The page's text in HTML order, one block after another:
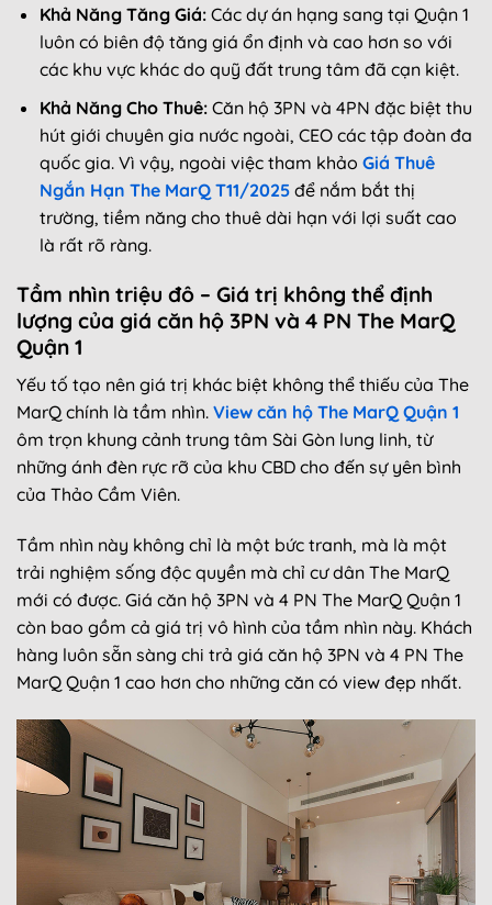
Khả Năng Tăng Giá:Các dự án hạng sang tại Quận 1
luôn có biên độ tăng giá ổn định và cao hơn so với
các khu vực khác do quỹ đất trung tâm đã cạn kiệt.
Khả Năng Cho Thuê:Căn hộ 3PN và 4PN đặc biệt thu
hút giới chuyên gia nước ngoài, CEO các tập đoàn đa
quốc gia. Vì vậy, ngoài việc tham khảo Giá Thuê
Ngắn Hạn The MarQ T11/2025để nắm bắt thị
trường, tiềm năng cho thuê dài hạn với lợi suất cao
là rất rõ ràng.
Tầm nhìn triệu đô – Giá trị không thể định
lượng của giá căn hộ 3PN và 4 PN The MarQ
Quận 1
Yếu tố tạo nên giá trị khác biệt không thể thiếu của The
MarQ chính là tầm nhìn. View căn hộ The MarQ Quận 1
ôm trọn khung cảnh trung tâm Sài Gòn lung linh, từ
những ánh đèn rực rỡ của khu CBD cho đến sự yên bình
của Thảo Cầm Viên.
Tầm nhìn này không chỉ là một bức tranh, mà là một
trải nghiệm sống độc quyền mà chỉ cư dân The MarQ
mới có được. Giá căn hộ 3PN và 4 PN The MarQ Quận 1
còn bao gồm cả giá trị vô hình của tầm nhìn này. Khách
hàng luôn sẵn sàng chi trả giá căn hộ 3PN và 4 PN The
MarQ Quận 1 cao hơn cho những căn có view đẹp nhất.